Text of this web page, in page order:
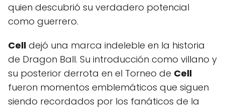
quien descubrió su verdadero potencial
como guerrero.
Cell dejó una marca indeleble en la historia
de Dragon Ball. Su introducción como villano y
su posterior derrota en el Torneo de Cell
fueron momentos emblemáticos que siguen
siendo recordados por los fanáticos de la